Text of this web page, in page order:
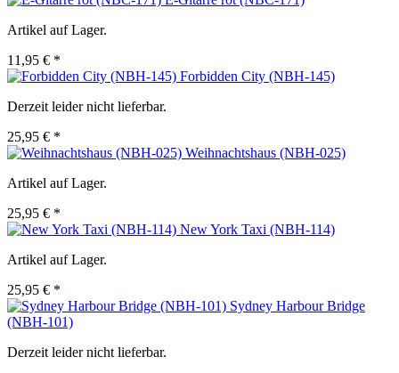
Artikel auf Lager.
11,95 € *
Forbidden City (NBH-145)
Derzeit leider nicht lieferbar.
25,95 € *
Weihnachtshaus (NBH-025)
Artikel auf Lager.
25,95 € *
New York Taxi (NBH-114)
Artikel auf Lager.
25,95 € *
Sydney Harbour Bridge
(NBH-101)
Derzeit leider nicht lieferbar.